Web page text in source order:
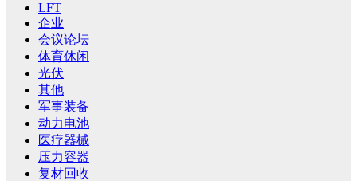
LFT
企业
会议论坛
体育休闲
光伏
其他
军事装备
动力电池
医疗器械
压力容器
复材回收